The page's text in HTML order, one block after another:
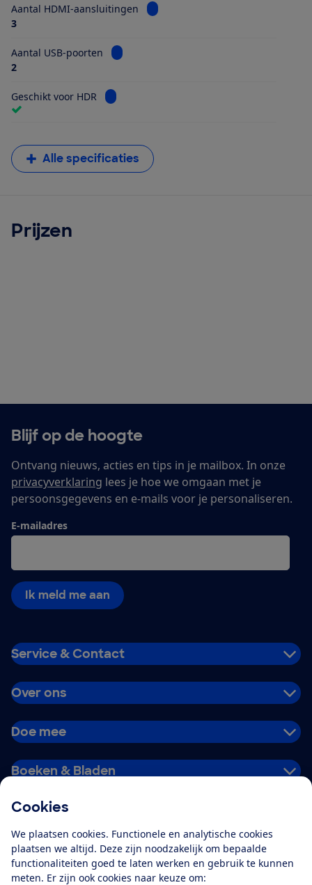
Cookies
We plaatsen cookies. Functionele en analytische cookies
plaatsen we altijd. Deze zijn noodzakelijk om bepaalde
functionaliteiten goed te laten werken en gebruik te kunnen
meten. Er zijn ook cookies naar keuze om:
Aantal HDMI-aansluitingen
Bekijk informatie voor Aantal
3
Aantal USB-poorten
Bekijk informatie voor Aantal USB-poorten
2
Geschikt voor HDR Bekijk informatie voor Geschikt voor HDR
Alle specificaties
Prijzen
Blijf op de hoogte
Ontvang nieuws, acties en tips in je mailbox. In onze
privacyverklaring lees je hoe we omgaan met je
persoonsgegevens en e-mails voor je personaliseren.
E-mailadres
Ik meld me aan
Service & Contact
Over ons
Doe mee
Boeken & Bladen
Alles over de